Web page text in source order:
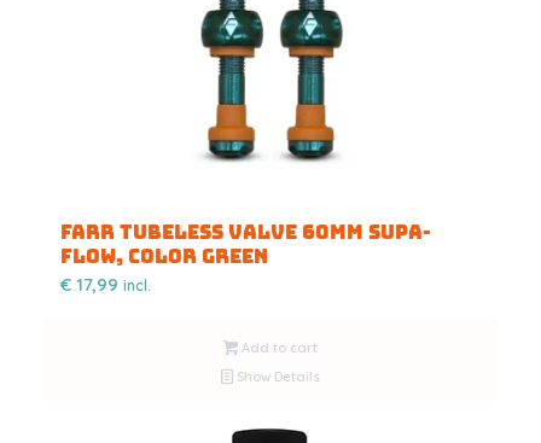
FARR TUBELESS VALVE 60MM SUPA-
FLOW, COLOR GREEN
€17,99 incl.
Add to cart
Show Details